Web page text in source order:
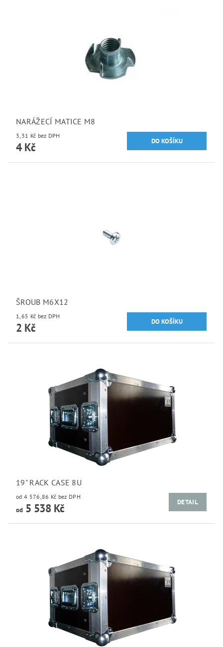
NARÁŽECÍ MATICE M8
3,31 Kč bez DPH
4 Kč
ŠROUB M6X12
1,65 Kč bez DPH
2 Kč
19" RACK CASE 8U
od 4 576,86 Kč bez DPH
od5 538 Kč DETAIL